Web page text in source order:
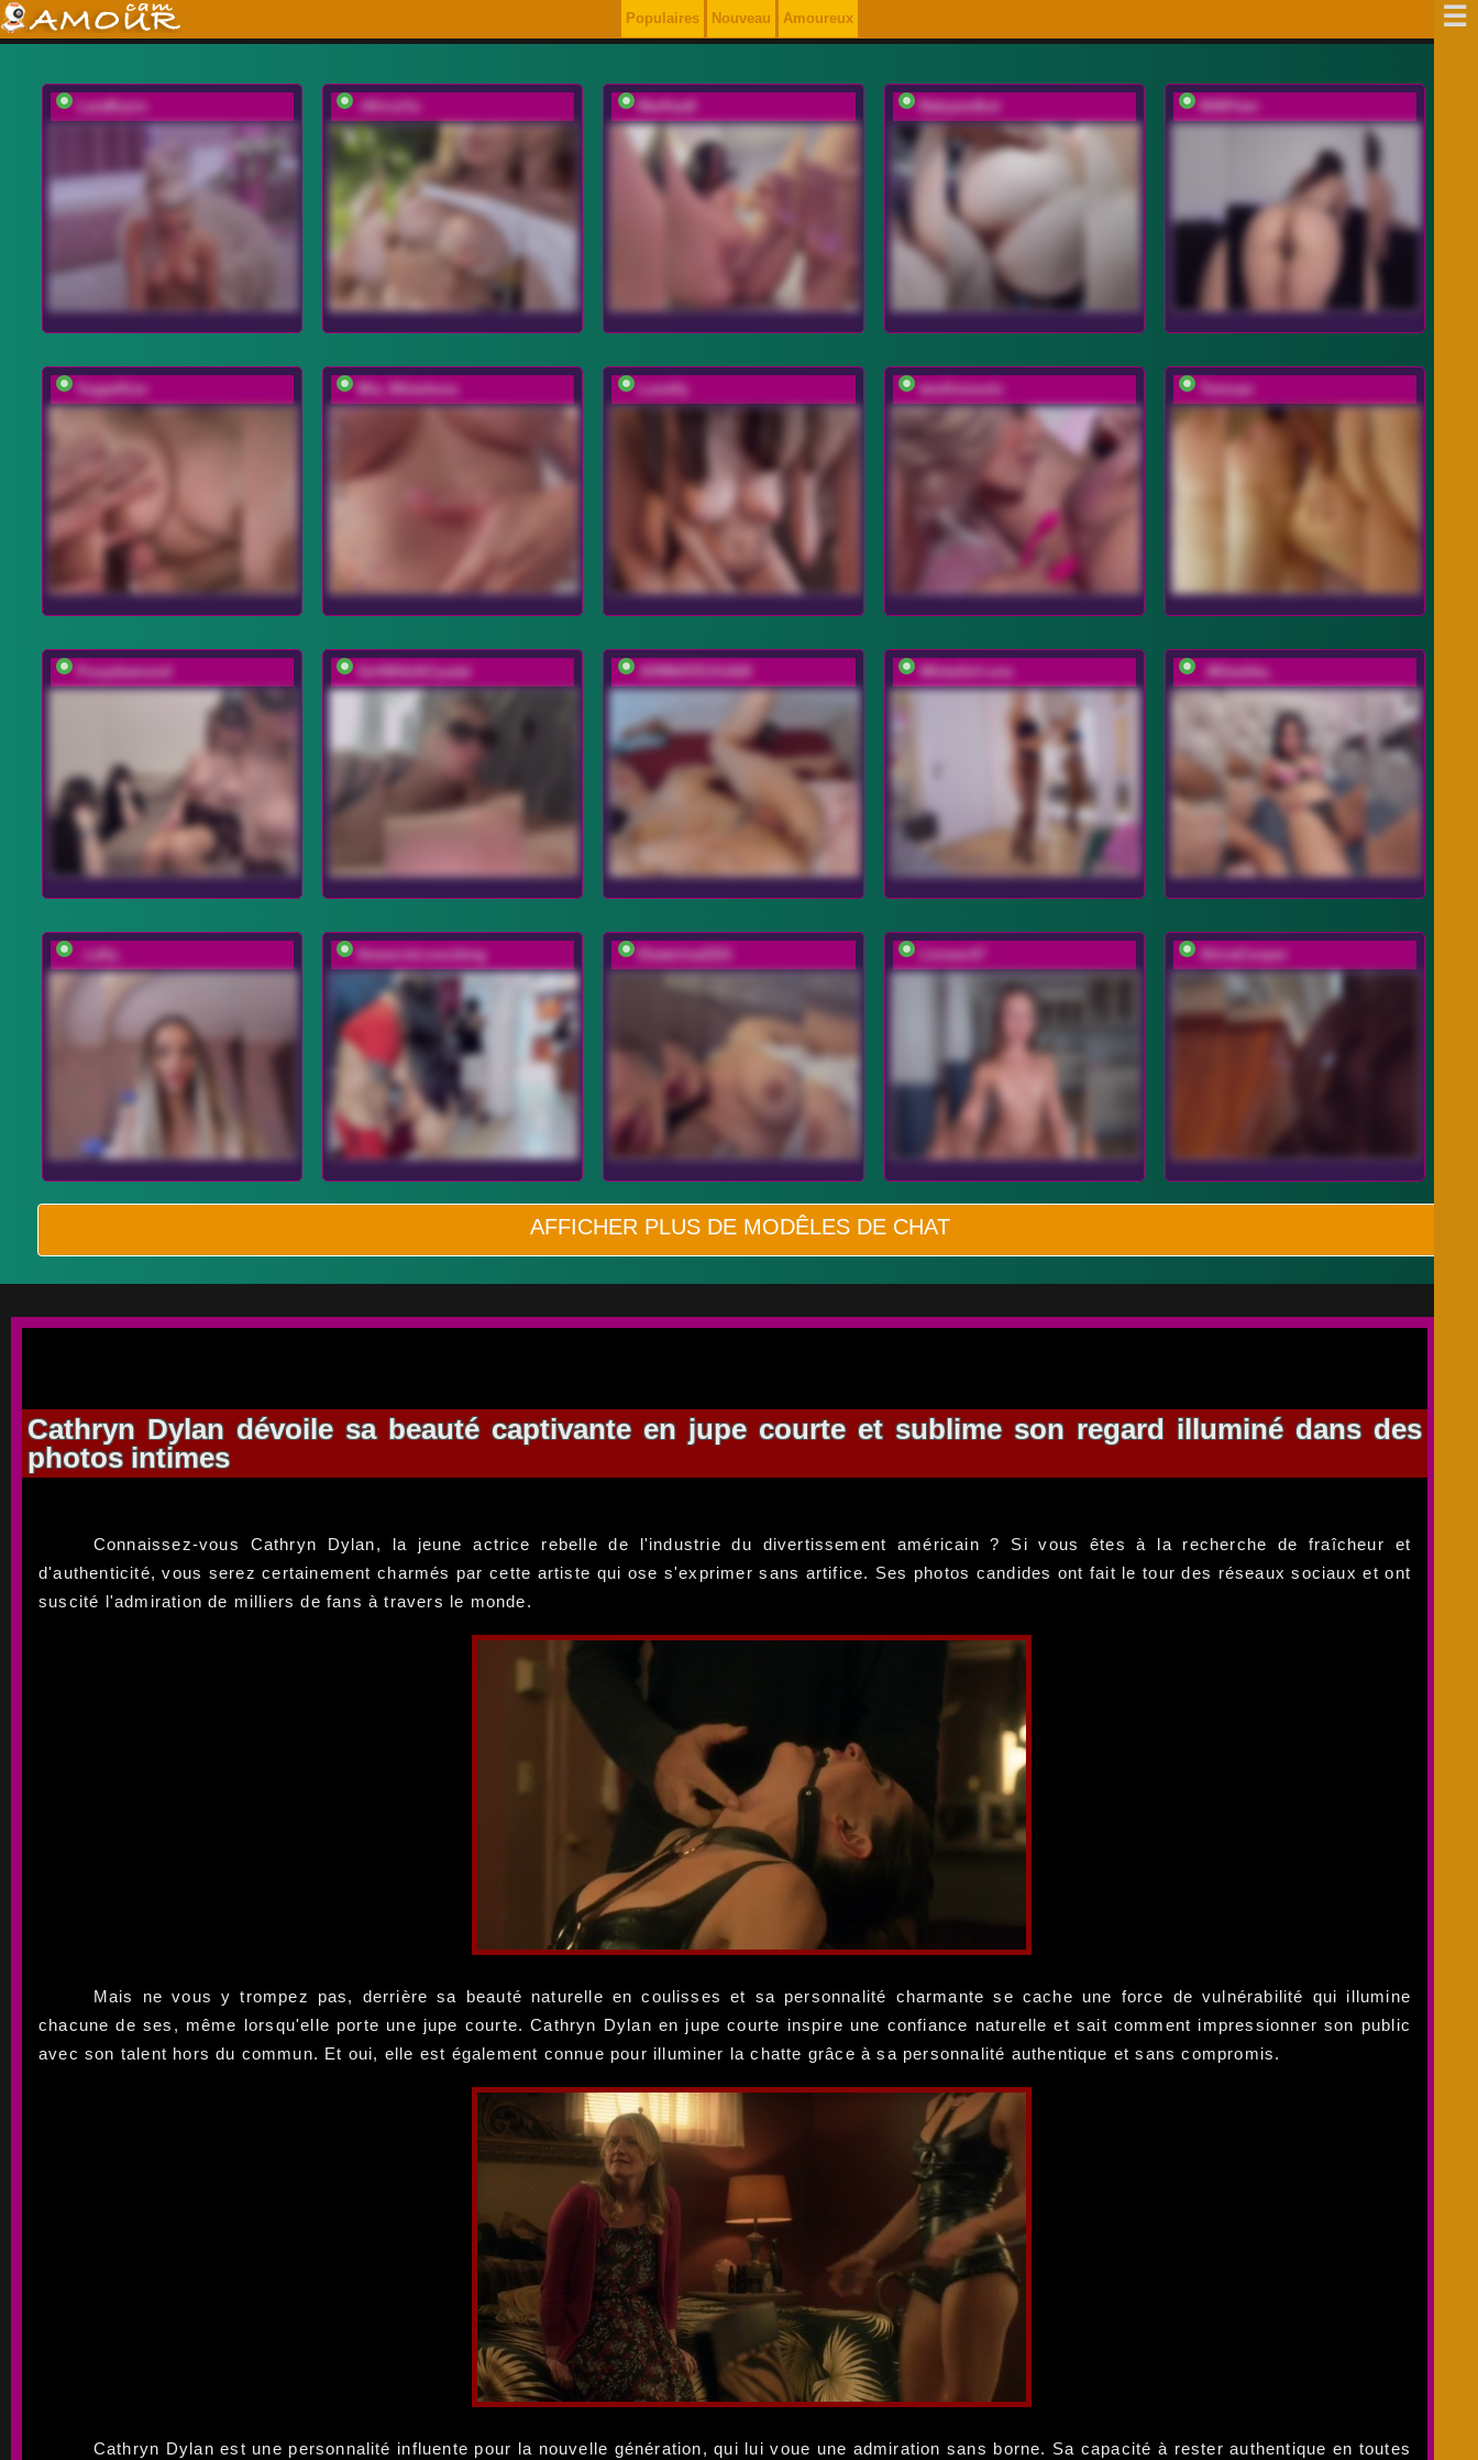
Populaires Nouveau Amoureux
LaraBrynn -AfricaYa- MarKaa0 Babyandkot BABYam
SugarKiss Mia_Milasheva Lunelly twofiresouls Tomsan
Pusydiamond GirlWithACrystal JORMATESSA69 WhiteGirl-one _Milashka_
_Lally_ thesecret-coocking Ekaterina2221 Linnea-67 AliciaCooper
AFFICHER PLUS DE MODÊLES DE CHAT
Cathryn Dylan dévoile sa beauté captivante en jupe courte et sublime son regard illuminé dans des
photos intimes
Connaissez-vous Cathryn Dylan, la jeune actrice rebelle de l'industrie du divertissement américain ? Si vous êtes à la recherche de fraîcheur et
d'authenticité, vous serez certainement charmés par cette artiste qui ose s'exprimer sans artifice. Ses photos candides ont fait le tour des réseaux sociaux et ont
suscité l'admiration de milliers de fans à travers le monde.
Mais ne vous y trompez pas, derrière sa beauté naturelle en coulisses et sa personnalité charmante se cache une force de vulnérabilité qui illumine
chacune de ses, même lorsqu'elle porte une jupe courte. Cathryn Dylan en jupe courte inspire une confiance naturelle et sait comment impressionner son public
avec son talent hors du commun. Et oui, elle est également connue pour illuminer la chatte grâce à sa personnalité authentique et sans compromis.
Cathryn Dylan est une personnalité influente pour la nouvelle génération, qui lui voue une admiration sans borne. Sa capacité à rester authentique en toutes